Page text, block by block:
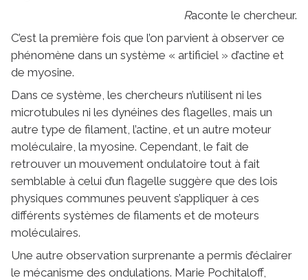
Raconte le chercheur.
C’est la première fois que l’on parvient à observer ce
phénomène dans un système « artificiel » d’actine et
de myosine.
Dans ce système, les chercheurs n’utilisent ni les
microtubules ni les dynéines des flagelles, mais un
autre type de filament, l’actine, et un autre moteur
moléculaire, la myosine. Cependant, le fait de
retrouver un mouvement ondulatoire tout à fait
semblable à celui d’un flagelle suggère que des lois
physiques communes peuvent s’appliquer à ces
différents systèmes de filaments et de moteurs
moléculaires.
Une autre observation surprenante a permis d’éclairer
le mécanisme des ondulations. Marie Pochitaloff,